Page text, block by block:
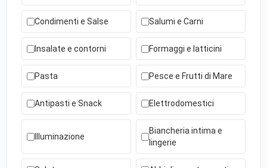
Condimenti e Salse Salumi e Carni
Insalate e contorni Formaggi e latticini
Pasta Pesce e Frutti di Mare
Antipasti e Snack Elettrodomestici
Illuminazione
Biancheria intima e
lingerie